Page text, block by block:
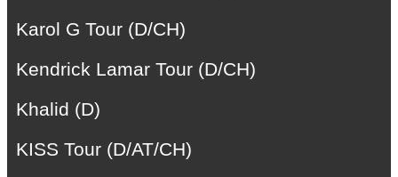
Karol G Tour (D/CH)
Kendrick Lamar Tour (D/CH)
Khalid (D)
KISS Tour (D/AT/CH)